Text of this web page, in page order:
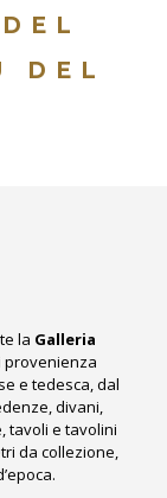
DEL
la Galleria
provenienza
e tedesca, dal
divani,
tavoli e tavolini
da collezione,